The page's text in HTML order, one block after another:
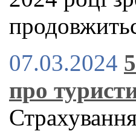
07.03.2024
про